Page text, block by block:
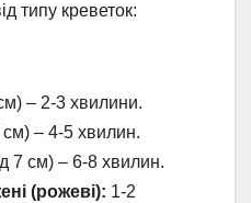
типу креветок:
– 2-3 хвилини.
– 4-5 хвилин.
7 см) – 6-8 хвилин.
(рожеві): 1-2